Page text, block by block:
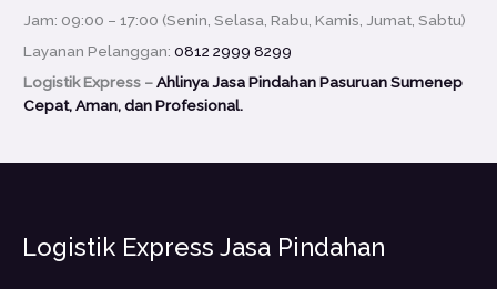
Jam: 09:00 – 17:00 (Senin, Selasa, Rabu, Kamis, Jumat, Sabtu)
Layanan Pelanggan:0812 2999 8299
Logistik Express –Ahlinya Jasa Pindahan Pasuruan Sumenep
Cepat, Aman, dan Profesional.
Logistik Express Jasa Pindahan